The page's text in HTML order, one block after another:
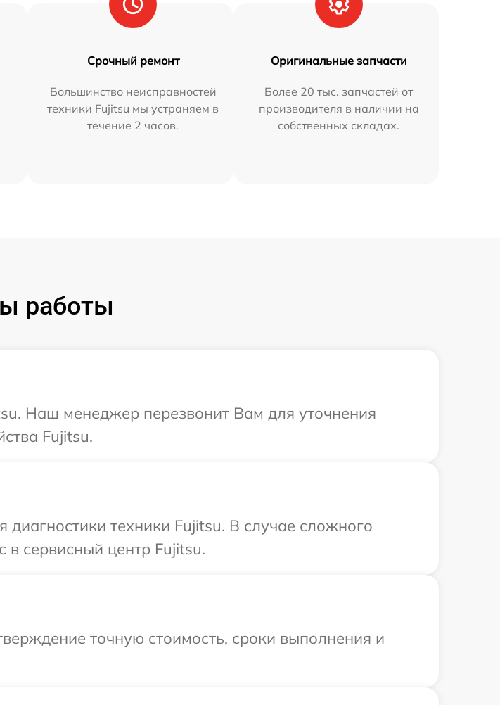
Срочный ремонт
Большинство неисправностей
техники Fujitsu мы устраняем в
течение 2 часов.
Оригинальные запчасти
Более 20 тыс. запчастей от
производителя в наличии на
собственных складах.
работы
Наш менеджер перезвонит Вам для уточнения
Fujitsu.
техники Fujitsu. В случае сложного
в сервисный центр Fujitsu.
точную стоимость, сроки выполнения и